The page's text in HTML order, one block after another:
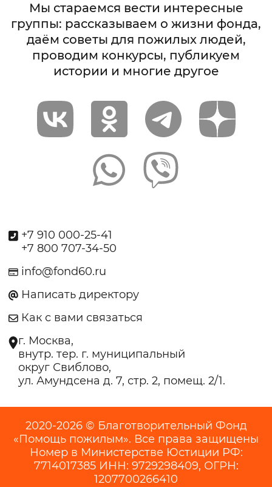
Мы стараемся вести интересные
группы: рассказываем о жизни фонда,
даём советы для пожилых людей,
проводим конкурсы, публикуем
истории и многие другое
+7 910 000-25-41
+7 800 707-34-50
info@fond60.ru
Написать директору
Как с вами связаться
г. Москва,
внутр. тер. г. муниципальный
округ Свиблово,
ул. Амундсена д. 7, стр. 2, помещ. 2/1.
2020-2026 © Благотворительный Фонд
«Помощь пожилым». Все права защищены
Номер в Министерстве Юстиции РФ:
7714017385 ИНН: 9729298409, ОГРН:
1207700266410